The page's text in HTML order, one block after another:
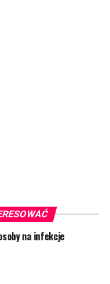
na infekcje